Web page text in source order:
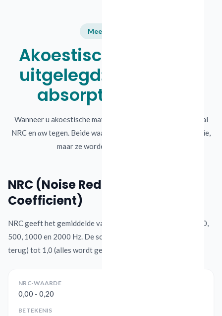
Meetwaarden
Akoestische waarden
uitgelegd: NRC, αw en
absorptieklassen
Wanneer u akoestische materialen vergelijkt, komt u vooral
NRC en αw tegen. Beide waarden zeggen iets over absorptie,
maar ze worden anders berekend.
NRC (Noise Reduction
Coefficient)
NRC geeft het gemiddelde van geluidsabsorptie weer bij 250,
500, 1000 en 2000 Hz. De schaal loopt van 0,0 (alles kaatst
terug) tot 1,0 (alles wordt geabsorbeerd).
NRC-WAARDE
0,00 - 0,20
BETEKENIS